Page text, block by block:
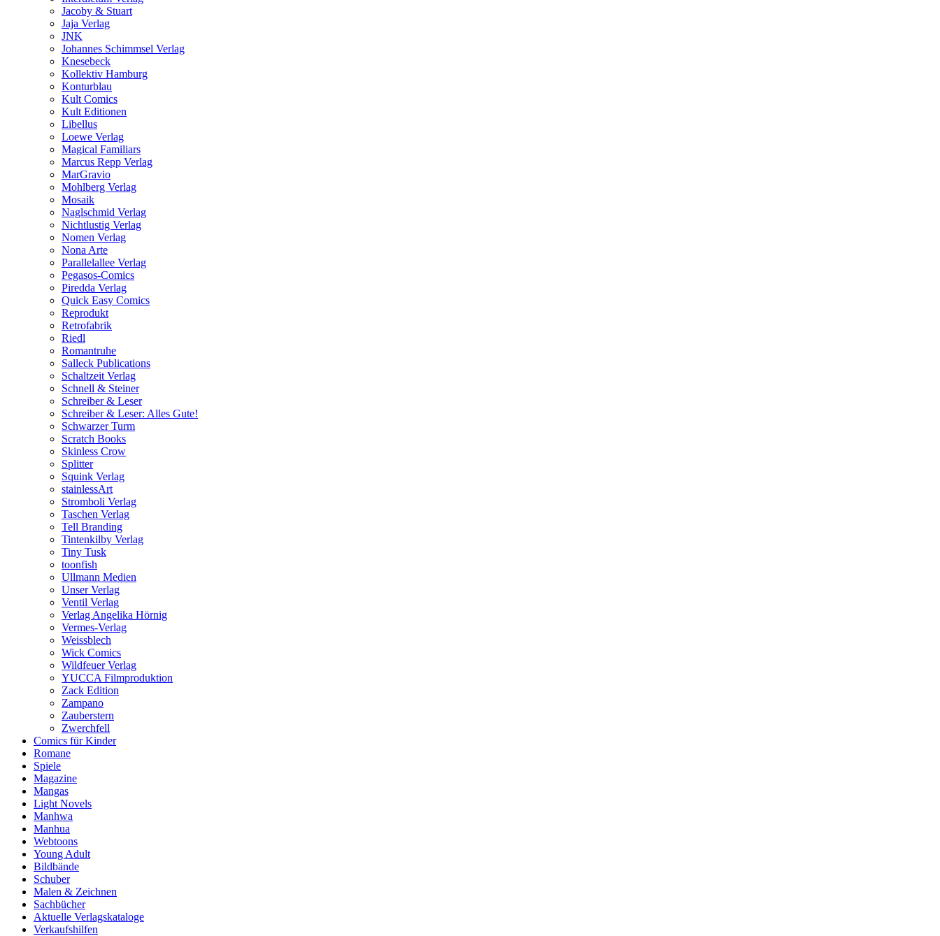
Jacoby & Stuart
Jaja Verlag
JNK
Johannes Schimmsel Verlag
Knesebeck
Kollektiv Hamburg
Konturblau
Kult Comics
Kult Editionen
Libellus
Loewe Verlag
Magical Familiars
Marcus Repp Verlag
MarGravio
Mohlberg Verlag
Mosaik
Naglschmid Verlag
Nichtlustig Verlag
Nomen Verlag
Nona Arte
Parallelallee Verlag
Pegasos-Comics
Piredda Verlag
Quick Easy Comics
Reprodukt
Retrofabrik
Riedl
Romantruhe
Salleck Publications
Schaltzeit Verlag
Schnell & Steiner
Schreiber & Leser
Schreiber & Leser: Alles Gute!
Schwarzer Turm
Scratch Books
Skinless Crow
Splitter
Squink Verlag
stainlessArt
Stromboli Verlag
Taschen Verlag
Tell Branding
Tintenkilby Verlag
Tiny Tusk
toonfish
Ullmann Medien
Unser Verlag
Ventil Verlag
Verlag Angelika Hörnig
Vermes-Verlag
Weissblech
Wick Comics
Wildfeuer Verlag
YUCCA Filmproduktion
Zack Edition
Zampano
Zauberstern
Zwerchfell
Comics für Kinder
Romane
Spiele
Magazine
Mangas
Light Novels
Manhwa
Manhua
Webtoons
Young Adult
Bildbände
Schuber
Malen & Zeichnen
Sachbücher
Aktuelle Verlagskataloge
Verkaufshilfen